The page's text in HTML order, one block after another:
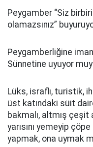
Peygamber “Siz
olamazsınız”
Peygamberliğine
Sünnetine uyuyor
Lüks, israflı, turistik,
üst katındaki süit
bakmalı, altmış çeşit
yarısını yemeyip
yapmak, ona uymak